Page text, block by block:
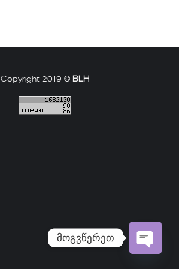
Copyright 2019 © BLH
მოგვწერეთ